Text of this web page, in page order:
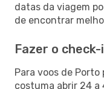
datas da viagem
de encontrar
Fazer o
Para voos de
costuma abrir 24 a